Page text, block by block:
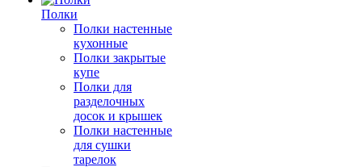
Полки
Полки настенные
кухонные
Полки закрытые
купе
Полки для
разделочных
досок и крышек
Полки настенные
для сушки
тарелок